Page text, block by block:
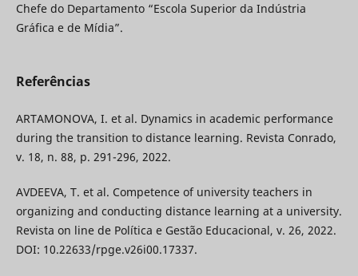
Chefe do Departamento “Escola Superior da Indústria
Gráfica e de Mídia”.
Referências
ARTAMONOVA, I. et al. Dynamics in academic performance
during the transition to distance learning. Revista Conrado,
v. 18, n. 88, p. 291-296, 2022.
AVDEEVA, T. et al. Competence of university teachers in
organizing and conducting distance learning at a university.
Revista on line de Política e Gestão Educacional, v. 26, 2022.
DOI: 10.22633/rpge.v26i00.17337.